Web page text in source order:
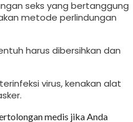
seks yang bertanggung
metode perlindungan
harus dibersihkan dan
virus, kenakan alat
medis jika Anda